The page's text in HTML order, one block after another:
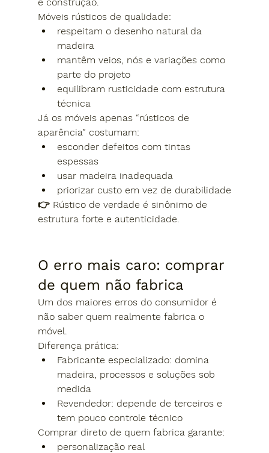
Móveis rústicos de qualidade:
respeitam o desenho natural da
madeira
mantêm veios, nós e variações como
parte do projeto
equilibram rusticidade com estrutura
técnica
Já os móveis apenas “rústicos de
aparência” costumam:
esconder defeitos com tintas
espessas
usar madeira inadequada
priorizar custo em vez de durabilidade
👉 Rústico de verdade é sinônimo de
estrutura forte e autenticidade.
O erro mais caro: comprar
de quem não fabrica
Um dos maiores erros do consumidor é
não saber quem realmente fabrica o
móvel.
Diferença prática:
Fabricante especializado: domina
madeira, processos e soluções sob
medida
Revendedor: depende de terceiros e
tem pouco controle técnico
Comprar direto de quem fabrica garante:
personalização real